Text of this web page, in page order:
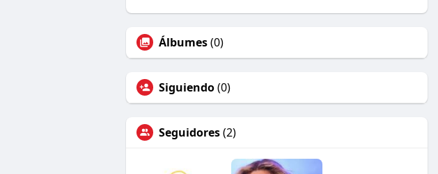
Álbumes(0)
Siguiendo(0)
Seguidores(2)